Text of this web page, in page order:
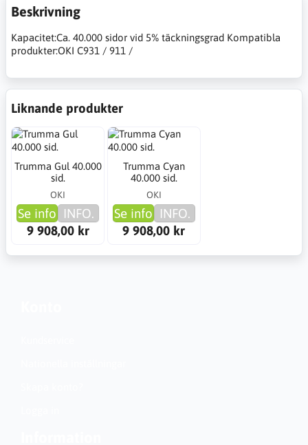
Beskrivning
Kapacitet:Ca. 40.000 sidor vid 5% täckningsgrad Kompatibla
produkter:OKI C931 / 911 /
Liknande produkter
Trumma Gul 40.000
sid.
OKI
Se info INFO.
9 908,00 kr
Trumma Cyan
40.000 sid.
OKI
Se info INFO.
9 908,00 kr